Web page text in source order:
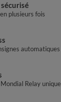
plusieurs fois
automatiques
Relay